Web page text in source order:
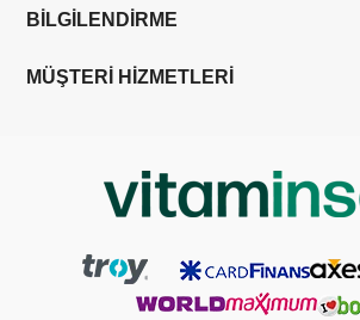
BİLGİLENDİRME
MÜŞTERİ HİZMETLERİ